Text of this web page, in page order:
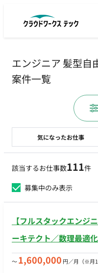
エンジニア 髪型自
案件一覧
該当するお仕事数111件
募集中のみ表示
【フルスタックエン
ーキテクト／数理最適
〜1,600,000 円／月 （※月
気になったお仕事